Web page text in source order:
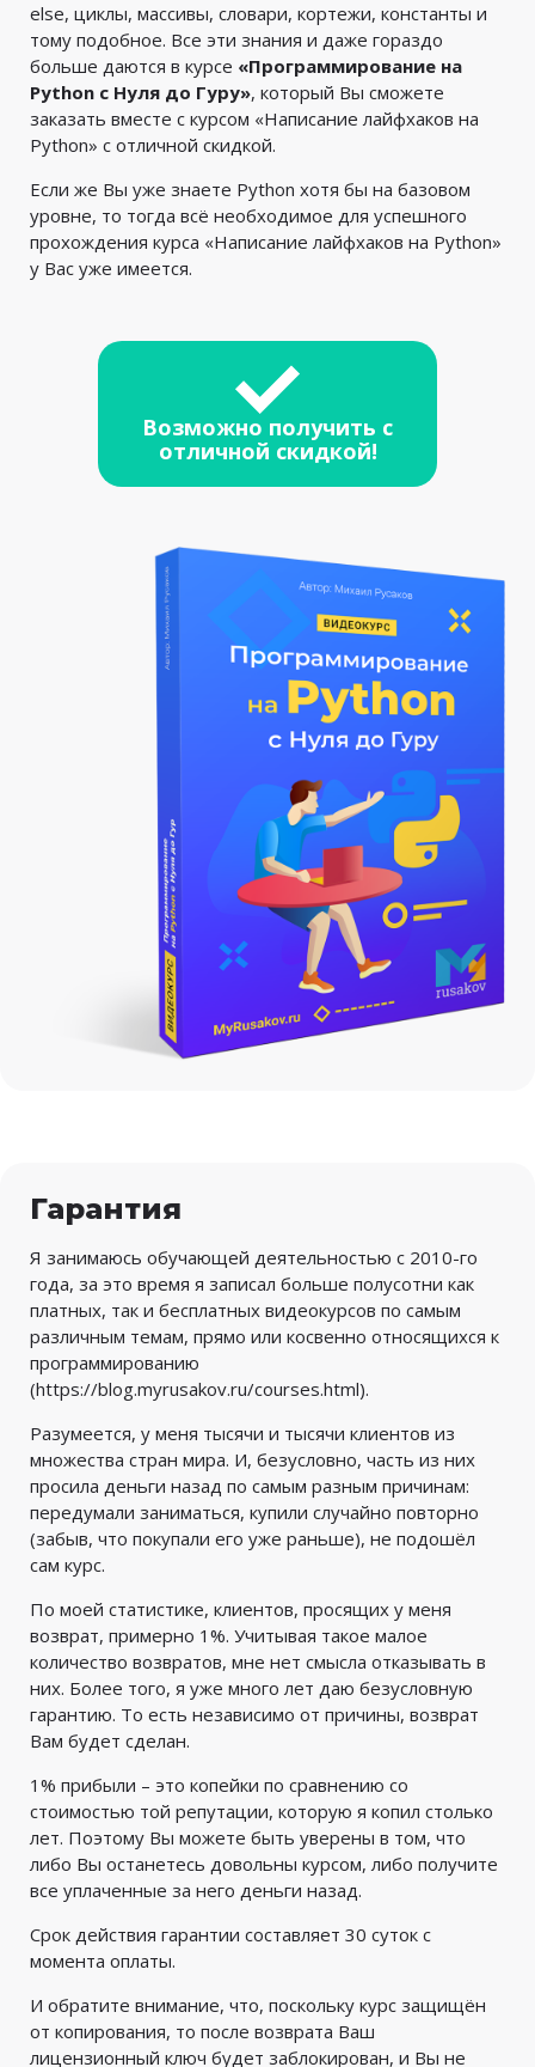
else, циклы, массивы, словари, кортежи, константы и
тому подобное. Все эти знания и даже гораздо
больше даются в курсе «Программирование на
Python с Нуля до Гуру», который Вы сможете
заказать вместе с курсом «Написание лайфхаков на
Python» с отличной скидкой.
Если же Вы уже знаете Python хотя бы на базовом
уровне, то тогда всё необходимое для успешного
прохождения курса «Написание лайфхаков на Python»
у Вас уже имеется.
Возможно получить с
отличной скидкой!
Гарантия
Я занимаюсь обучающей деятельностью с 2010-го
года, за это время я записал больше полусотни как
платных, так и бесплатных видеокурсов по самым
различным темам, прямо или косвенно относящихся к
программированию
(https://blog.myrusakov.ru/courses.html).
Разумеется, у меня тысячи и тысячи клиентов из
множества стран мира. И, безусловно, часть из них
просила деньги назад по самым разным причинам:
передумали заниматься, купили случайно повторно
(забыв, что покупали его уже раньше), не подошёл
сам курс.
По моей статистике, клиентов, просящих у меня
возврат, примерно 1%. Учитывая такое малое
количество возвратов, мне нет смысла отказывать в
них. Более того, я уже много лет даю безусловную
гарантию. То есть независимо от причины, возврат
Вам будет сделан.
1% прибыли – это копейки по сравнению со
стоимостью той репутации, которую я копил столько
лет. Поэтому Вы можете быть уверены в том, что
либо Вы останетесь довольны курсом, либо получите
все уплаченные за него деньги назад.
Срок действия гарантии составляет 30 суток с
момента оплаты.
И обратите внимание, что, поскольку курс защищён
от копирования, то после возврата Ваш
лицензионный ключ будет заблокирован, и Вы не